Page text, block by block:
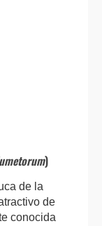
)
de la
de
conocida